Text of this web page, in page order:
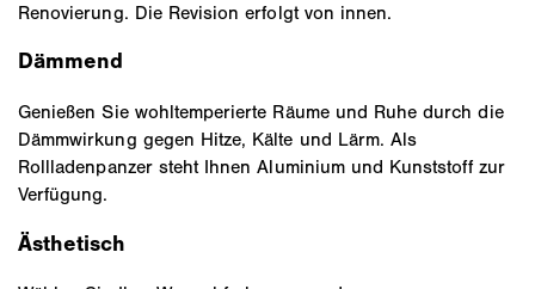
Renovierung. Die Revision erfolgt von innen.
Dämmend
Genießen Sie wohltemperierte Räume und Ruhe durch die
Dämmwirkung gegen Hitze, Kälte und Lärm. Als
Rollladenpanzer steht Ihnen Aluminium und Kunststoff zur
Verfügung.
Ästhetisch